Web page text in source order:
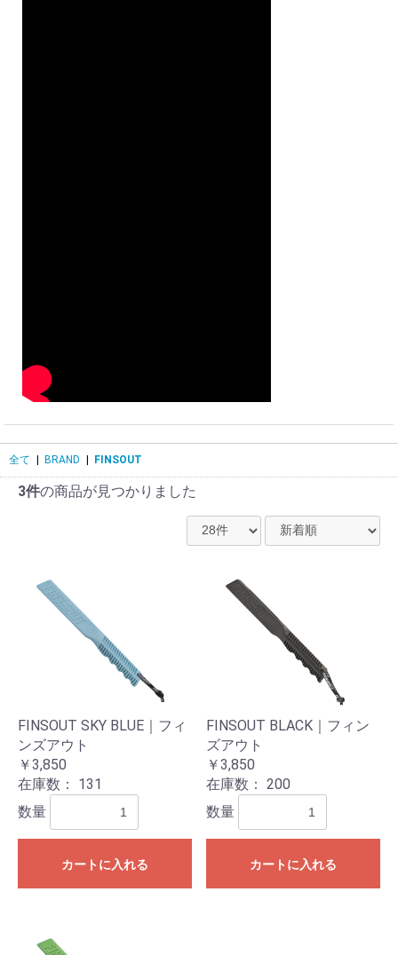
全て BRAND FINSOUT
3件の商品が見つかりました
FINSOUT SKY BLUE｜フィ
ンズアウト
￥3,850
在庫数： 131
数量
カートに入れる
FINSOUT BLACK｜フィン
ズアウト
￥3,850
在庫数： 200
数量
カートに入れる
お買い物を続ける